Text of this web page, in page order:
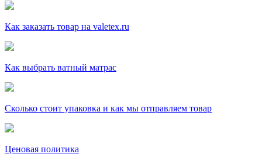
Как заказать товар на valetex.ru
Как выбрать ватный матрас
Сколько стоит упаковка и как мы отправляем товар
Ценовая политика